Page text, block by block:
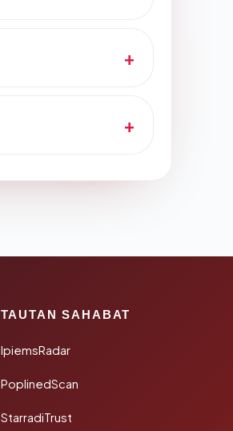
TAUTAN SAHABAT
IpiemsRadar
PoplinedScan
StarradiTrust